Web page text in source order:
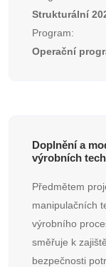
Strukturální
Program:
Operační
Doplnění a
výrobních
Předmětem
manipulačních
výrobního
směřuje k
bezpečnosti